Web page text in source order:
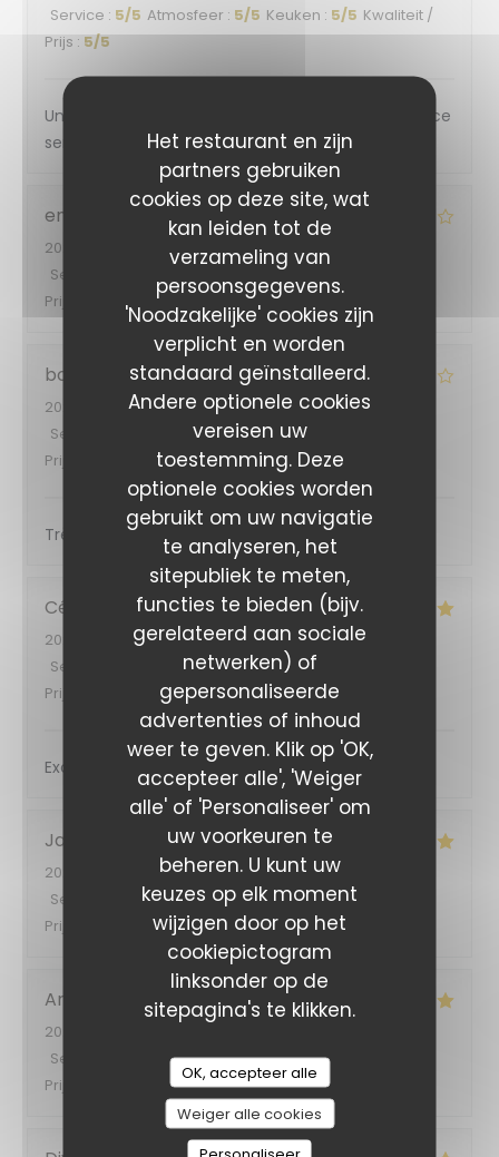
Het restaurant en zijn
partners gebruiken
cookies op deze site, wat
kan leiden tot de
verzameling van
persoonsgegevens.
'Noodzakelijke' cookies zijn
verplicht en worden
standaard geïnstalleerd.
Andere optionele cookies
vereisen uw
toestemming. Deze
optionele cookies worden
gebruikt om uw navigatie
te analyseren, het
sitepubliek te meten,
functies te bieden (bijv.
gerelateerd aan sociale
netwerken) of
gepersonaliseerde
advertenties of inhoud
weer te geven. Klik op 'OK,
accepteer alle', 'Weiger
alle' of 'Personaliseer' om
uw voorkeuren te
beheren. U kunt uw
keuzes op elk moment
wijzigen door op het
cookiepictogram
linksonder op de
sitepagina's te klikken.
OK, accepteer alle
Weiger alle cookies
Service : 5/5 Atmosfeer : 5/5 Keuken : 5/5 Kwaliteit /
Prijs:5/5
Un accueil chaleureux, sympathique. Une ambiance
sereine. Une cuisine qui a du goût.
emma
2026-08-05
- 19:30 - Gasten 2
Service
Keuken
Prijs
bouilloux E
2026-08-05- 12:00 - Gasten 3
Service
Atmosfeer: 4/5 Keuken
Prijs
Très bon accueil et service
Cécile
2026-08-06
- 12:30 - Gasten 2
Service
Atmosfeer:4/5 Keuken
Prijs
Excellent
Jacqueline
2026-08-03
- 19:30 - Gasten 1
Service
Atmosfeer:5/5 Keuken:5/5
Prijs
Ana
2026-08-05
Service
Atmosfeer:5/5 Keuken:
Prijs